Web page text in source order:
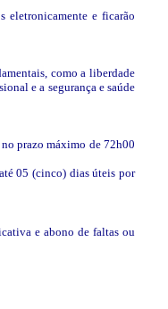
eletronicamente e ficarão
como a liberdade
e a segurança e saúde
prazo máximo de 72h00
05 (cinco) dias úteis por
e abono de faltas ou